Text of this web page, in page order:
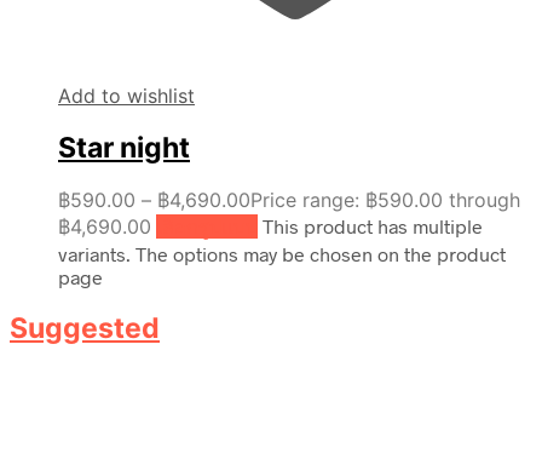
Add to wishlist
Star night
฿590.00 – ฿4,690.00Price range: ฿590.00 through
฿4,690.00
This product has multiple
variants. The options may be chosen on the product
page
Suggested